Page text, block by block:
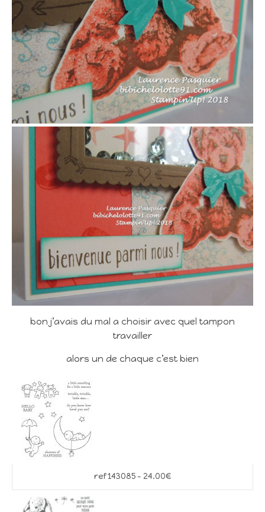
bon j’avais du mal a choisir avec quel tampon
travailler
alors un de chaque c’est bien
ref 143085 – 24.00€